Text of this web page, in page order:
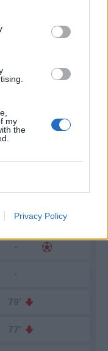
my
the
Privacy Policy
Uscito Bonus/Malus